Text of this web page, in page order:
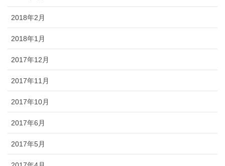
2018年2月
2018年1月
2017年12月
2017年11月
2017年10月
2017年6月
2017年5月